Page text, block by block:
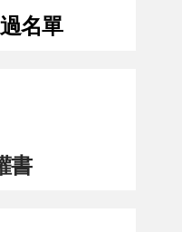
名單
書